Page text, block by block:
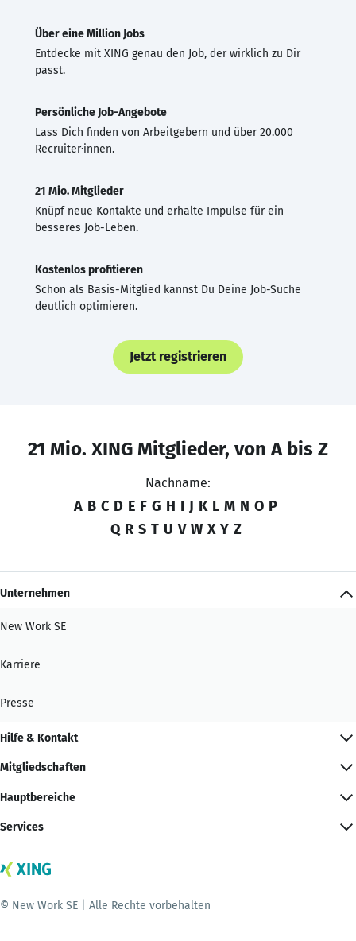
Über eine Million Jobs
Entdecke mit XING genau den Job, der wirklich zu Dir
passt.
Persönliche Job-Angebote
Lass Dich finden von Arbeitgebern und über 20.000
Recruiter·innen.
21 Mio. Mitglieder
Knüpf neue Kontakte und erhalte Impulse für ein
besseres Job-Leben.
Kostenlos profitieren
Schon als Basis-Mitglied kannst Du Deine Job-Suche
deutlich optimieren.
Jetzt registrieren
21 Mio. XING Mitglieder, von A bis Z
Nachname:
A B C D E F G H I J K L M N O P
Q R S T U V W X Y Z
Unternehmen
New Work SE
Karriere
Presse
Hilfe & Kontakt
Mitgliedschaften
Hauptbereiche
Services
© New Work SE | Alle Rechte vorbehalten